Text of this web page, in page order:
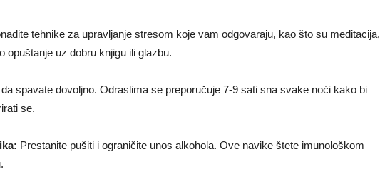
tehnike za upravljanje stresom koje vam odgovaraju, kao što su meditacija,
opuštanje uz dobru knjigu ili glazbu.
spavate dovoljno. Odraslima se preporučuje 7-9 sati sna svake noći kako bi
se.
Prestanite pušiti i ograničite unos alkohola. Ove navike štete imunološkom